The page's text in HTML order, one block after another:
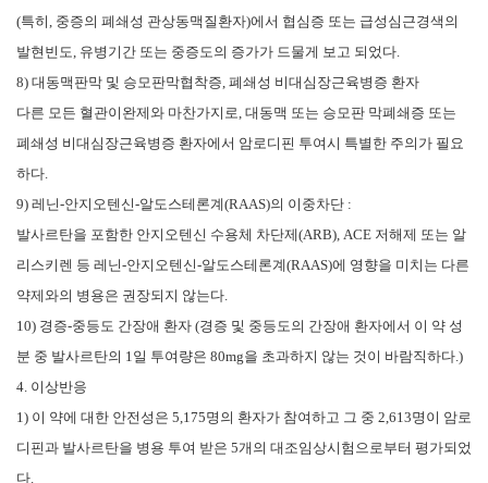
(특히, 중증의 폐쇄성 관상동맥질환자)에서 협심증 또는 급성심근경색의
발현빈도, 유병기간 또는 중증도의 증가가 드물게 보고 되었다.
8) 대동맥판막 및 승모판막협착증, 폐쇄성 비대심장근육병증 환자
다른 모든 혈관이완제와 마찬가지로, 대동맥 또는 승모판 막폐쇄증 또는
폐쇄성 비대심장근육병증 환자에서 암로디핀 투여시 특별한 주의가 필요
하다.
9) 레닌-안지오텐신-알도스테론계(RAAS)의 이중차단 :
발사르탄을 포함한 안지오텐신 수용체 차단제(ARB), ACE 저해제 또는 알
리스키렌 등 레닌-안지오텐신-알도스테론계(RAAS)에 영향을 미치는 다른
약제와의 병용은 권장되지 않는다.
10) 경증-중등도 간장애 환자 (경증 및 중등도의 간장애 환자에서 이 약 성
분 중 발사르탄의 1일 투여량은 80mg을 초과하지 않는 것이 바람직하다.)
4. 이상반응
1) 이 약에 대한 안전성은 5,175명의 환자가 참여하고 그 중 2,613명이 암로
디핀과 발사르탄을 병용 투여 받은 5개의 대조임상시험으로부터 평가되었
다.